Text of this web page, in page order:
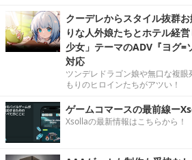
クーデレからスタイル抜群
りな人外娘たちとホテル経
少女」テーマのADV『ヨグ=
対応
ツンデレドラゴン娘や無口な複
もりのヒロインたちがアツい！
ゲームコマースの最前線ー
Xsollaの最新情報はこちらから！